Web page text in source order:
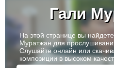
Гали
На этой странице вы
Муратжан для
Слушайте онлайн или
композиции в высоком
творчество одного из самых